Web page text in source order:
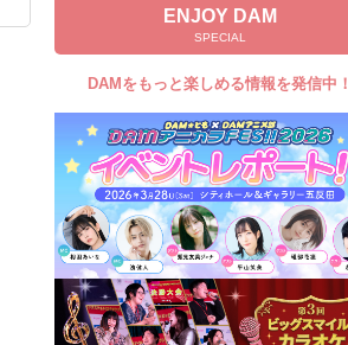
自宅でカラオケ歌い放題！
家族や友達と一緒に！練習にも！
ENJOY DAM
SPECIAL
DAMをもっと楽しめる情報を発信中！